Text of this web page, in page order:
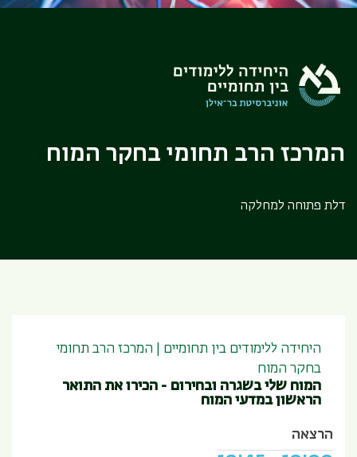
המרכז הרב תחומי בחקר המוח
דלת פתוחה למחלקה
היחידה ללימודים בין תחומיים | המרכז הרב תחומי
בחקר המוח
המוח שלי בשגרה ובחירום - הכירו את התואר
הראשון במדעי המוח
הרצאה